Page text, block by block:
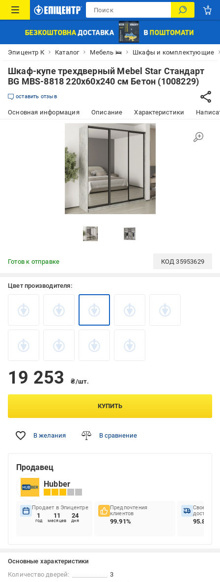
Эпицентр К Каталог Мебель 🛌 Шкафы и комплектующие
Шкаф-купе трехдверный Mebel Star Стандарт
BG MBS-8818 220х60х240 см Бетон (1008229)
оставить отзыв
Основная информация Описание Характеристики
Готов к отправке КОД35953629
Цвет производителя:
19 253 ₴/шт.
КУПИТЬ
В желания В сравнение
Продавец
Hubber
Продает в Эпицентре
1
год
11
месяцев
24
дня
Предпочтения
клиентов
99.91%
доставок
95.83%
Основные характеристики
Количество дверей:
3